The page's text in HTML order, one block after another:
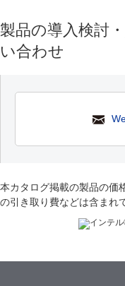
製品の導入検討
い合わせ
本カタログ掲載の製品の価
の引き取り費などは含まれ